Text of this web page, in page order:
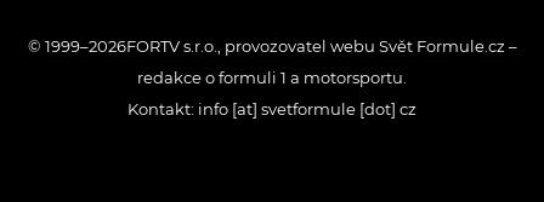
© 1999–2026FORTV s.r.o., provozovatel webu Svět Formule.cz –
redakce o formuli 1 a motorsportu.
Kontakt: info [at] svetformule [dot] cz